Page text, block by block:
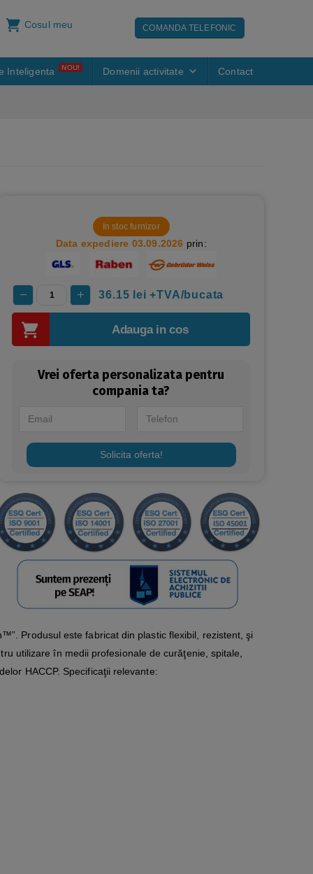
Cosul meu COMANDA TELEFONIC
Inteligenta NOU! Domenii activitate Contact
In stoc furnizor
Data expediere 03.09.2026 prin:
36.15 lei +TVA/bucata
Adauga in cos
Vrei oferta personalizata pentru
compania ta?
Solicita oferta!
Produsul este fabricat din plastic flexibil, rezistent, şi
utilizare în medii profesionale de curăţenie, spitale,
HACCP. Specificaţii relevante: